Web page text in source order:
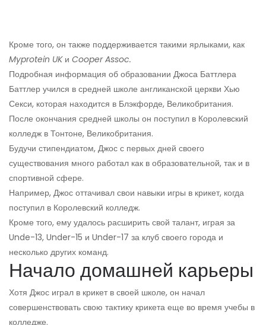
Кроме того, он также поддерживается такими ярлыками, как
Myprotein UKи Cooper Assoc.
Подробная информация об образовании Джоса Баттлера
Баттлер учился в средней школе англиканской церкви Хью
Секси, которая находится в Блэкфорде, Великобритания.
После окончания средней школы он поступил в Королевский
колледж в Тонтоне, Великобритания.
Будучи стипендиатом, Джос с первых дней своего
существования много работал как в образовательной, так и в
спортивной сфере.
Например, Джос оттачивал свои навыки игры в крикет, когда
поступил в Королевский колледж.
Кроме того, ему удалось расширить свой талант, играя за
Unde-13, Under-15 и Under-17 за клуб своего города и
несколько других команд.
Начало домашней карьеры
Хотя Джос играл в крикет в своей школе, он начал
совершенствовать свою тактику крикета еще во время учебы в
колледже.